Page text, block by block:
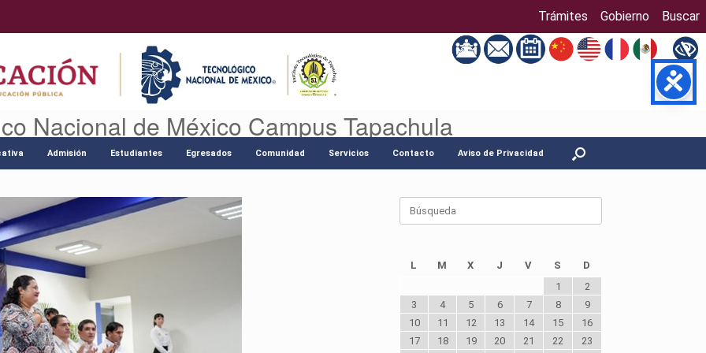
Trámites Gobierno Buscar
Nacional de México Campus Tapachula
Admisión Estudiantes Egresados Comunidad Servicios Contacto Aviso de Privacidad
Buscar:
L M X J V S
D
1
2
3
4 5 6 7 8
9
10
11 12 13 14 15
16
17
18 19 20 21 22
23